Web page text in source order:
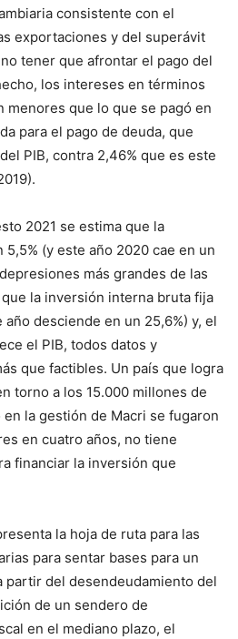
consistente con el
exportaciones y del superávit
tener que afrontar el pago del
los intereses en términos
menores que lo que se pagó en
para el pago de deuda, que
PIB, contra 2,46% que es este
2021 se estima que la
(y este año 2020 cae en un
más grandes de las
la inversión interna bruta fija
año desciende en un 25,6%) y, el
el PIB, todos datos y
que factibles. Un país que logra
torno a los 15.000 millones de
la gestión de Macri se fugaron
en cuatro años, no tiene
financiar la inversión que
la hoja de ruta para las
para sentar bases para un
del desendeudamiento del
de un sendero de
en el mediano plazo, el